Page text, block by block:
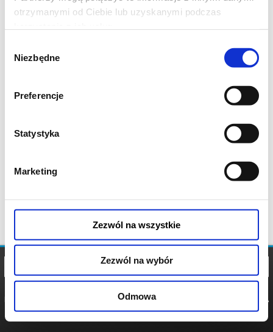
otrzymanymi od Ciebie lub uzyskanymi podczas
zgody
Niezbędne
Preferencje
Statystyka
Marketing
Zezwól na wszystkie
Zezwól na wybór
Odmowa
POLITYKA
POLITYKA